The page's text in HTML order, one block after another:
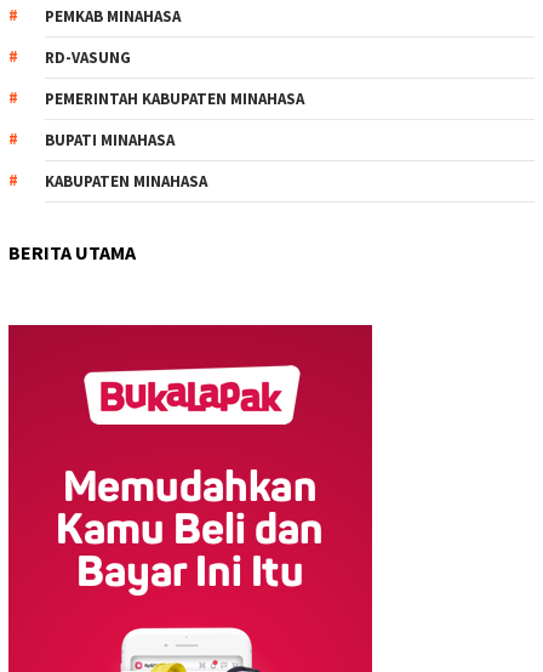
PEMKAB MINAHASA
RD-VASUNG
PEMERINTAH KABUPATEN MINAHASA
BUPATI MINAHASA
KABUPATEN MINAHASA
BERITA UTAMA